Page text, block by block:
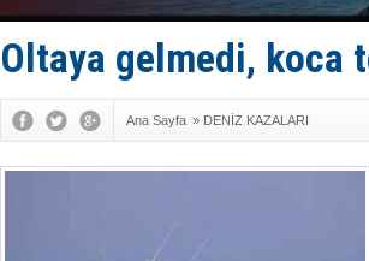
Oltaya gelmedi, koca
Ana Sayfa » DENİZ KAZALARI